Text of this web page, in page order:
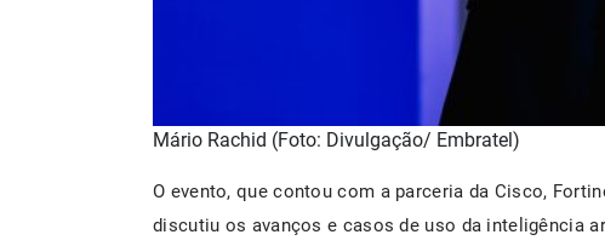
Mário Rachid (Foto: Divulgação/ Embratel)
O evento, que contou com a parceria da Cisco,
discutiu os avanços e casos de uso da inteligência